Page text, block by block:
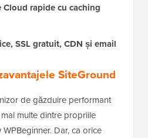
Cloud rapide cu caching
SSL gratuit, CDN și email
SiteGround
de găzduire performant
multe dintre propriile
Dar, ca orice